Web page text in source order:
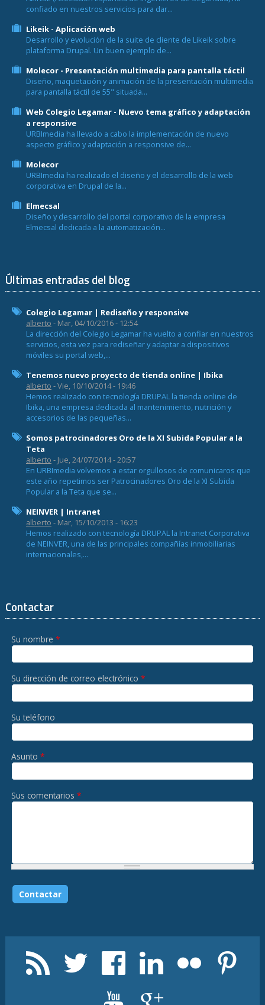
confiado en nuestros servicios para dar...
Likeik - Aplicación web
Desarrollo y evolución de la suite de cliente de Likeik sobre
plataforma Drupal. Un buen ejemplo de...
Molecor - Presentación multimedia para pantalla táctil
Diseño, maquetación y animación de la presentación multimedia
para pantalla táctil de 55" situada...
Web Colegio Legamar - Nuevo tema gráfico y adaptación
a responsive
URBImedia ha llevado a cabo la implementación de nuevo
aspecto gráfico y adaptación a responsive de...
Molecor
URBImedia ha realizado el diseño y el desarrollo de la web
corporativa en Drupal de la...
Elmecsal
Diseño y desarrollo del portal corporativo de la empresa
Elmecsal dedicada a la automatización...
Últimas entradas del blog
Colegio Legamar | Rediseño y responsive
alberto - Mar, 04/10/2016 - 12:54
La dirección del Colegio Legamar ha vuelto a confiar en nuestros
servicios, esta vez para rediseñar y adaptar a dispositivos
móviles su portal web,...
Tenemos nuevo proyecto de tienda online | Ibika
alberto - Vie, 10/10/2014 - 19:46
Hemos realizado con tecnología DRUPAL la tienda online de
Ibika, una empresa dedicada al mantenimiento, nutrición y
accesorios de las pequeñas...
Somos patrocinadores Oro de la XI Subida Popular a la
Teta
alberto - Jue, 24/07/2014 - 20:57
En URBImedia volvemos a estar orgullosos de comunicaros que
este año repetimos ser Patrocinadores Oro de la XI Subida
Popular a la Teta que se...
NEINVER | Intranet
alberto - Mar, 15/10/2013 - 16:23
Hemos realizado con tecnología DRUPAL la Intranet Corporativa
de NEINVER, una de las principales compañías inmobiliarias
internacionales,...
Contactar
Su nombre *
Su dirección de correo electrónico *
Su teléfono
Asunto *
Sus comentarios *